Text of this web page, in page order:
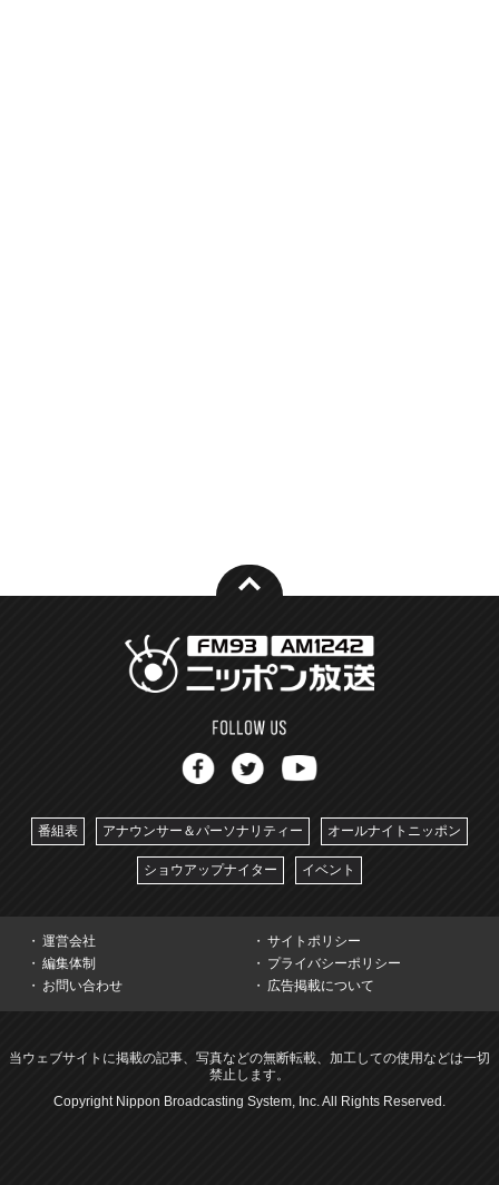
番組表 アナウンサー＆パーソナリティー オールナイトニッポン
ショウアップナイター イベント
運営会社
サイトポリシー
編集体制
プライバシーポリシー
お問い合わせ
広告掲載について
当ウェブサイトに掲載の記事、写真などの無断転載、加工しての使用などは一切
禁止します。
Copyright Nippon Broadcasting System, Inc. All Rights Reserved.